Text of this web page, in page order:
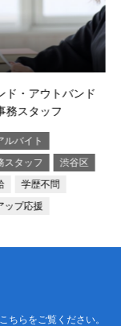
ド・アウトバンド
務スタッフ
ルバイト
スタッフ
渋谷区
学歴不問
ップ応援
ちらをご覧ください。